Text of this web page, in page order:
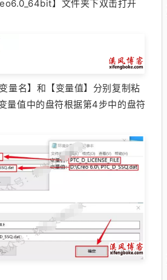
】文件夹下双击打开
量名】和【变量值】分别复制粘
量值中的盘符根据第4步中的盘符